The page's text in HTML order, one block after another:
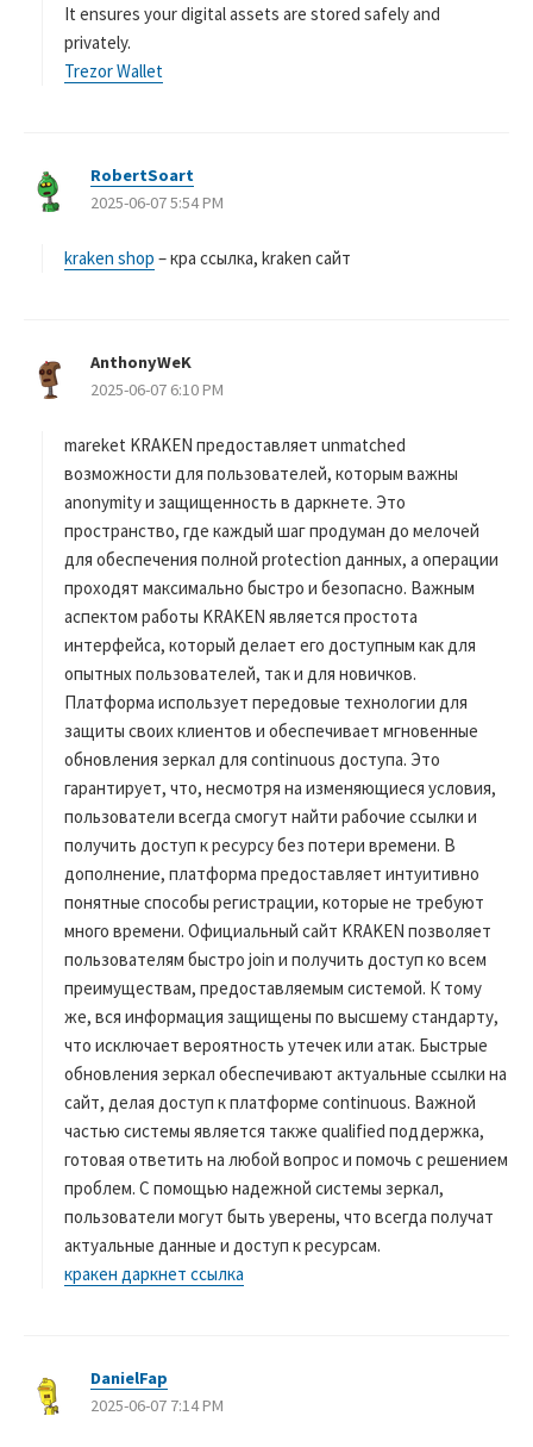
It ensures your digital assets are stored safely and
privately.
Trezor Wallet
RobertSoart
り
2025-06-07 5:54 PM
kraken shop – кра ссылка, kraken сайт
AnthonyWeK
り
2025-06-07 6:10 PM
mareket KRAKEN предоставляет unmatched
возможности для пользователей, которым важны
anonymity и защищенность в даркнете. Это
пространство, где каждый шаг продуман до мелочей
для обеспечения полной protection данных, а операции
проходят максимально быстро и безопасно. Важным
аспектом работы KRAKEN является простота
интерфейса, который делает его доступным как для
опытных пользователей, так и для новичков.
Платформа использует передовые технологии для
защиты своих клиентов и обеспечивает мгновенные
обновления зеркал для continuous доступа. Это
гарантирует, что, несмотря на изменяющиеся условия,
пользователи всегда смогут найти рабочие ссылки и
получить доступ к ресурсу без потери времени. В
дополнение, платформа предоставляет интуитивно
понятные способы регистрации, которые не требуют
много времени. Официальный сайт KRAKEN позволяет
пользователям быстро join и получить доступ ко всем
преимуществам, предоставляемым системой. К тому
же, вся информация защищены по высшему стандарту,
что исключает вероятность утечек или атак. Быстрые
обновления зеркал обеспечивают актуальные ссылки на
сайт, делая доступ к платформе continuous. Важной
частью системы является также qualified поддержка,
готовая ответить на любой вопрос и помочь с решением
проблем. С помощью надежной системы зеркал,
пользователи могут быть уверены, что всегда получат
актуальные данные и доступ к ресурсам.
кракен даркнет ссылка
DanielFap
り
2025-06-07 7:14 PM